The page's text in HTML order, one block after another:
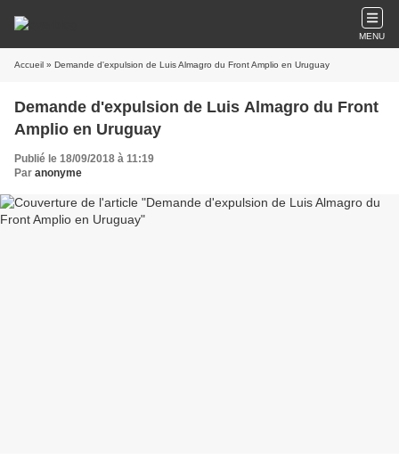
MENU
Accueil » Demande d'expulsion de Luis Almagro du Front Amplio en Uruguay
Demande d'expulsion de Luis Almagro du Front
Amplio en Uruguay
Publié le 18/09/2018 à 11:19
Par anonyme